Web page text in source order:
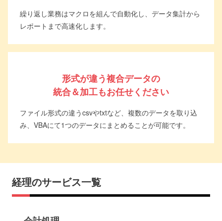
繰り返し業務はマクロを組んで自動化し、データ集計から
レポートまで高速化します。
形式が違う複合データの
統合＆加工もお任せください
ファイル形式の違うcsvやtxtなど、複数のデータを取り込
み、VBAにて1つのデータにまとめることが可能です。
経理のサービス一覧